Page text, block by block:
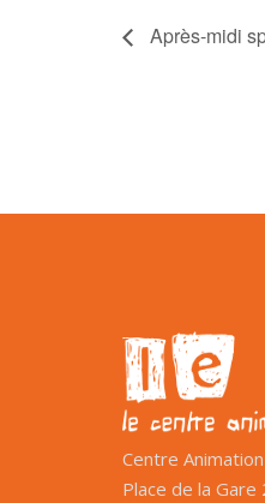
Après-midi
Centre
Place de la Gare